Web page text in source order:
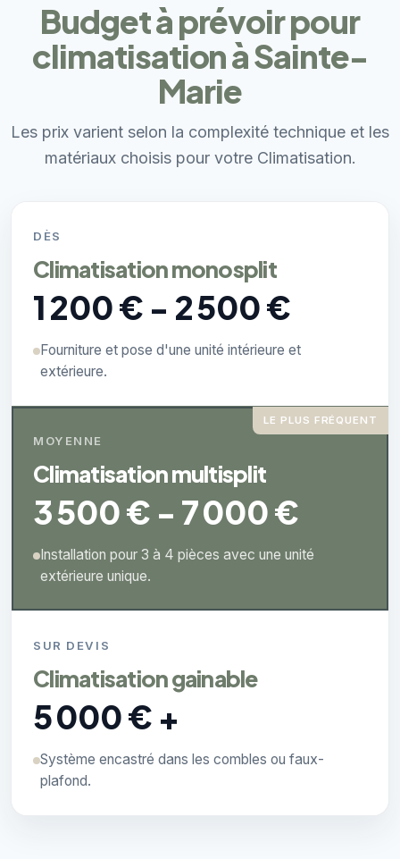
Budget à prévoir pour
climatisation à Sainte-
Marie
Les prix varient selon la complexité technique et les
matériaux choisis pour votre Climatisation.
DÈS
Climatisation monosplit
1 200 € - 2 500 €
Fourniture et pose d'une unité intérieure et
extérieure.
LE PLUS FRÉQUENT
MOYENNE
Climatisation multisplit
3 500 € - 7 000 €
Installation pour 3 à 4 pièces avec une unité
extérieure unique.
SUR DEVIS
Climatisation gainable
5 000 € +
Système encastré dans les combles ou faux-
plafond.